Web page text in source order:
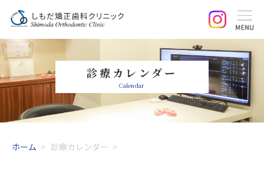
診療カレンダー
Calendar
ホーム > 診療カレンダー >